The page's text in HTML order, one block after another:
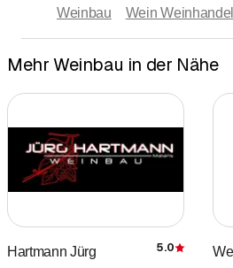
Weinbau
Wein Weinhandel
Mehr Weinbau in der Nähe
Hartmann Jürg 5.0